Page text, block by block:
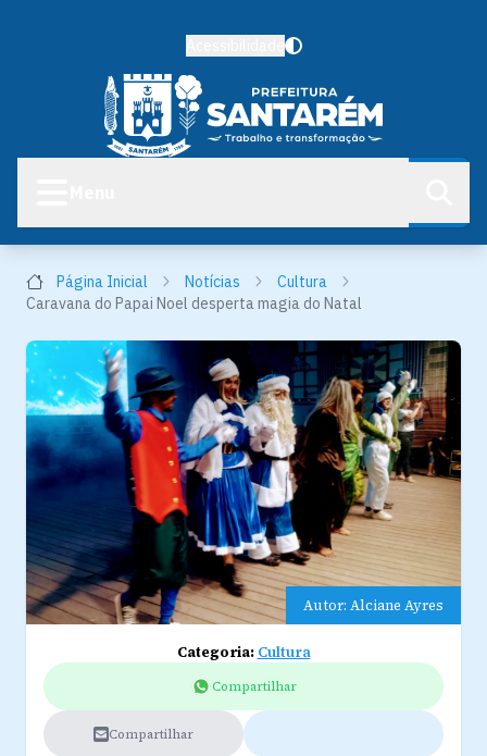
Página Inicial Notícias
Cultura
Caravana do Papai Noel desperta magia do Natal
Autor: Alciane Ayres
Categoria: Cultura
Compartilhar
Compartilhar